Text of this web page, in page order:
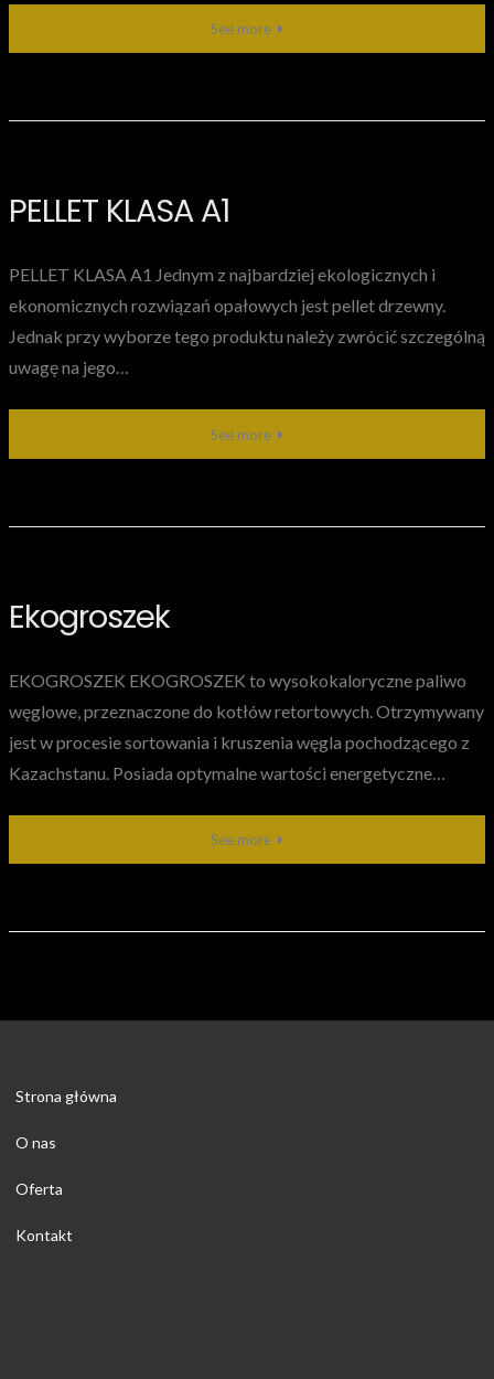
See more
PELLET KLASA A1
PELLET KLASA A1 Jednym z najbardziej ekologicznych i
ekonomicznych rozwiązań opałowych jest pellet drzewny.
Jednak przy wyborze tego produktu należy zwrócić szczególną
uwagę na jego…
See more
Ekogroszek
EKOGROSZEK EKOGROSZEK to wysokokaloryczne paliwo
węglowe, przeznaczone do kotłów retortowych. Otrzymywany
jest w procesie sortowania i kruszenia węgla pochodzącego z
Kazachstanu. Posiada optymalne wartości energetyczne…
See more
Strona główna
O nas
Oferta
Kontakt